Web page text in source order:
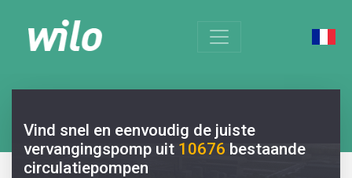
Vind snel en eenvoudig de juiste
vervangingspomp uit 10676 bestaande
circulatiepompen